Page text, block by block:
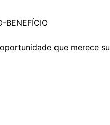
BENEFÍCIO
que merece